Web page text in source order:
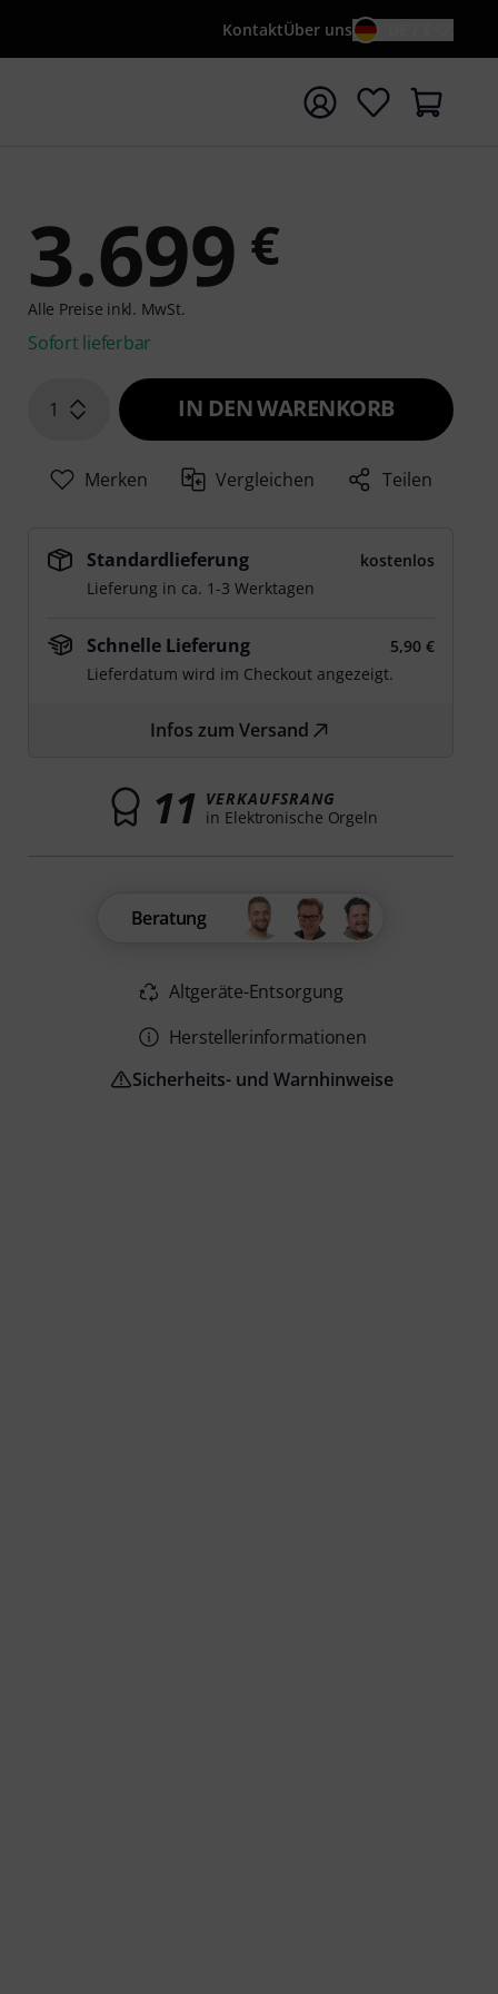
KontaktÜber uns
mit Suchwort {searchTerm} starten
3.699 €
Alle Preise inkl. MwSt.
Sofort lieferbar
1 IN DEN WARENKORB
Merken Vergleichen Teilen
Standardlieferung
kostenlos
Lieferung in ca. 1-3 Werktagen
Schnelle Lieferung
5,90 €
Lieferdatum wird im Checkout angezeigt.
Infos zum Versand
11 VERKAUFSRANG
in Elektronische Orgeln
Beratung
Altgeräte-Entsorgung
Herstellerinformationen
Sicherheits- und Warnhinweise